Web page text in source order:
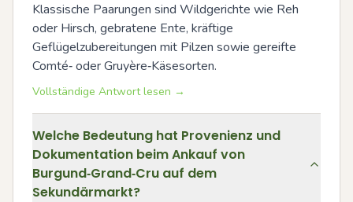
Klassische Paarungen sind Wildgerichte wie Reh
oder Hirsch, gebratene Ente, kräftige
Geflügelzubereitungen mit Pilzen sowie gereifte
Comté‑ oder Gruyère‑Käsesorten.
Vollständige Antwort lesen →
Welche Bedeutung hat Provenienz und
Dokumentation beim Ankauf von
Burgund‑Grand‑Cru auf dem
Sekundärmarkt?